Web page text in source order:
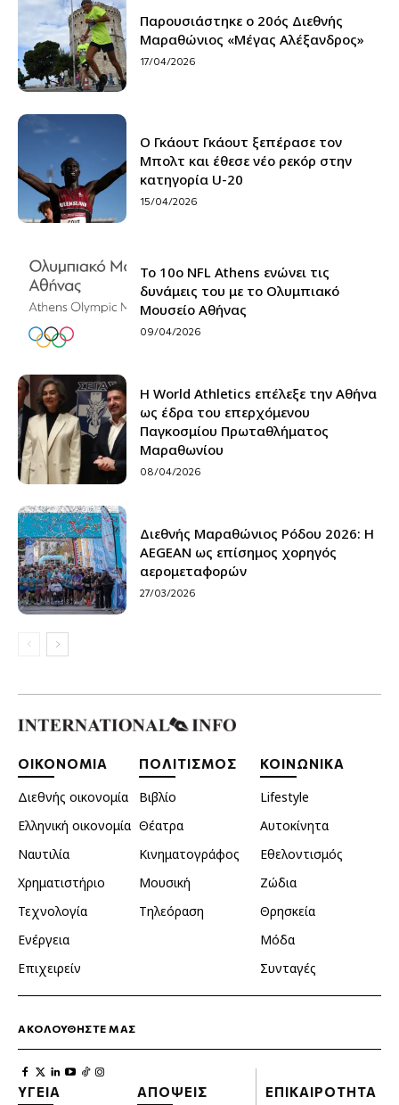
Παρουσιάστηκε ο 20ός Διεθνής
Μαραθώνιος «Μέγας Αλέξανδρος»
17/04/2026
Ο Γκάουτ Γκάουτ ξεπέρασε τον
Μπολτ και έθεσε νέο ρεκόρ στην
κατηγορία U-20
15/04/2026
Το 10ο NFL Athens ενώνει τις
δυνάμεις του με το Ολυμπιακό
Μουσείο Αθήνας
09/04/2026
Η World Athletics επέλεξε την Αθήνα
ως έδρα του επερχόμενου
Παγκοσμίου Πρωταθλήματος
Μαραθωνίου
08/04/2026
Διεθνής Μαραθώνιος Ρόδου 2026: Η
AEGEAN ως επίσημος χορηγός
αερομεταφορών
27/03/2026
ΟΙΚΟΝΟΜΙΑ
Διεθνής οικονομία
Ελληνική οικονομία
Ναυτιλία
Χρηματιστήριο
Τεχνολογία
Ενέργεια
Επιχειρείν
ΠΟΛΙΤΙΣΜΟΣ
Βιβλίο
Θέατρα
Κινηματογράφος
Μουσική
Τηλεόραση
ΚΟΙΝΩΝΙΚΑ
Lifestyle
Αυτοκίνητα
Εθελοντισμός
Ζώδια
Θρησκεία
Μόδα
Συνταγές
ΑΚΟΛΟΥΘΗΣΤΕ ΜΑΣ
ΥΓΕΙΑ ΑΠΟΨΕΙΣ ΕΠΙΚΑΙΡΟΤΗΤΑ